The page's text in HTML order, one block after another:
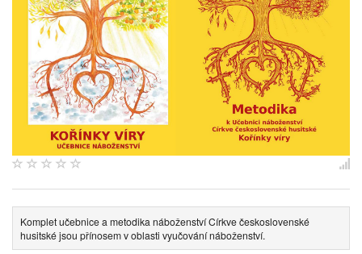
Komplet učebnice a metodika náboženství Církve československé
husitské jsou přínosem v oblasti vyučování náboženství.